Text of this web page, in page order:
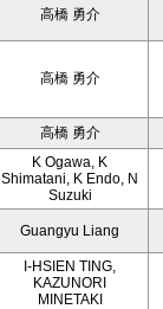
高橋 勇介
高橋 勇介
高橋 勇介
K Ogawa, K
Shimatani, K Endo, N
Suzuki
Guangyu Liang
I-HSIEN TING,
KAZUNORI
MINETAKI